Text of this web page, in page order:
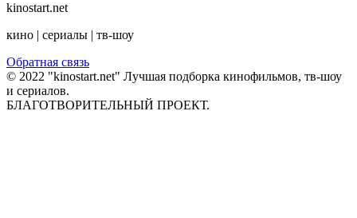
kinostart.net
кино | сериалы | тв-шоу
Обратная связь
© 2022 "kinostart.net" Лучшая подборка кинофильмов, тв-шоу
и сериалов.
БЛАГОТВОРИТЕЛЬНЫЙ ПРОЕКТ.